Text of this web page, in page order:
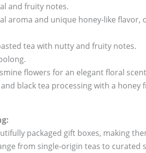
and fruity notes.
aroma and unique honey-like flavor,
tea with nutty and fruity notes.
flowers for an elegant floral
black tea processing with a honey
packaged gift boxes, making
from single-origin teas to curated